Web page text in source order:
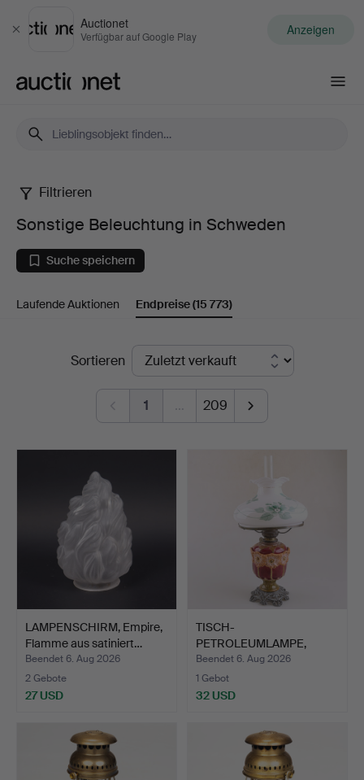
Schließen
Auctionet
Verfügbar auf Google Play Anzeigen
Sonstige
Beleuchtung
in
Schweden
Filtrieren
Sonstige Beleuchtung in Schweden
Suche speichern
Laufende Auktionen Endpreise(15 773)
EndpreiseSortieren
1 … 209
LAMPENSCHIRM, Empire,
Flamme aus satiniert…
Beendet 6. Aug 2026
2 Gebote
27 USD
TISCH-
PETROLEUMLAMPE,
Majolika. 19./20. Ja…
Beendet 6. Aug 2026
1 Gebot
32 USD